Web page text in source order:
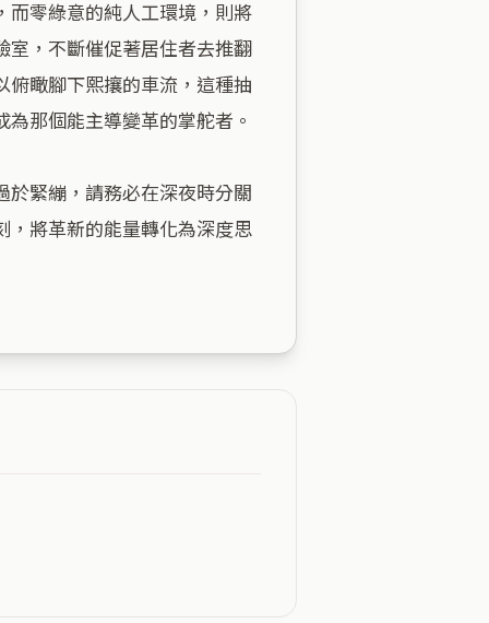
而零綠意的純人工環境，則將
室，不斷催促著居住者去推翻
瞰腳下熙攘的車流，這種抽
那個能主導變革的掌舵者。
緊繃，請務必在深夜時分關
，將革新的能量轉化為深度思